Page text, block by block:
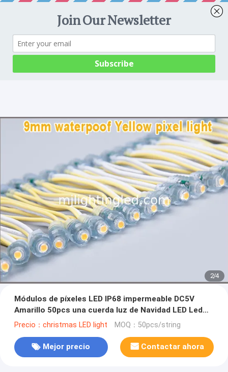
2/4
Módulos de píxeles LED IP68 impermeable DC5V
Amarillo 50pcs una cuerda luz de Navidad LED Led
Dot Maxtril 9mm luz de punto
Precio：christmas LED light MOQ：50pcs/string
Mejor precio Contactar ahora